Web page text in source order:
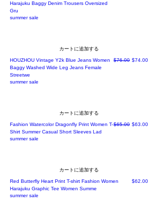
Harajuku Baggy Denim Trousers Oversized
Gru
summer sale
カートに追加する
HOUZHOU Vintage Y2k Blue Jeans Women
Baggy Washed Wide Leg Jeans Female
Streetwe
通常価格
$76.00 セール価格
$74.00
summer sale
カートに追加する
Fashion Watercolor Dragonfly Print Women T-
Shirt Summer Casual Short Sleeves Lad
通常価格
$65.00 セール価格
$63.00
summer sale
カートに追加する
Red Butterfly Heart Print T-shirt Fashion Women
Harajuku Graphic Tee Women Summe
価格
$62.00
summer sale